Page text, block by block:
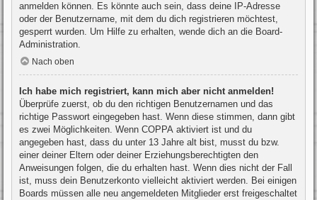
anmelden können. Es könnte auch sein, dass deine IP-Adresse
oder der Benutzername, mit dem du dich registrieren möchtest,
gesperrt wurden. Um Hilfe zu erhalten, wende dich an die Board-
Administration.
Nach oben
Ich habe mich registriert, kann mich aber nicht anmelden!
Überprüfe zuerst, ob du den richtigen Benutzernamen und das
richtige Passwort eingegeben hast. Wenn diese stimmen, dann gibt
es zwei Möglichkeiten. Wenn COPPA aktiviert ist und du
angegeben hast, dass du unter 13 Jahre alt bist, musst du bzw.
einer deiner Eltern oder deiner Erziehungsberechtigten den
Anweisungen folgen, die du erhalten hast. Wenn dies nicht der Fall
ist, muss dein Benutzerkonto vielleicht aktiviert werden. Bei einigen
Boards müssen alle neu angemeldeten Mitglieder erst freigeschaltet